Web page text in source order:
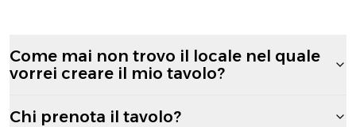
Come mai non trovo il locale nel quale
vorrei creare il mio tavolo?
Chi prenota il tavolo?